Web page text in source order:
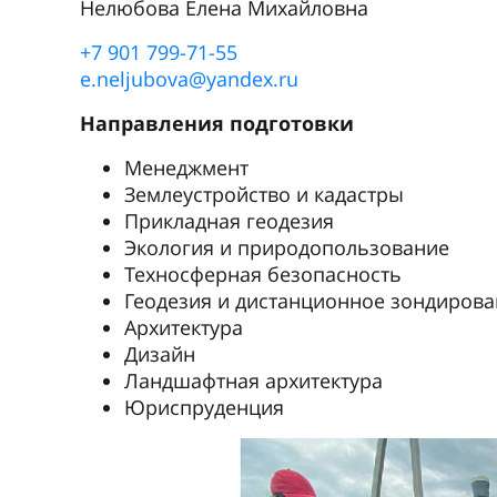
Нелюбова Елена Михайловна
+7 901 799-71-55
e.neljubova@yandex.ru
Направления подготовки
Менеджмент
Землеустройство и кадастры
Прикладная геодезия
Экология и природопользование
Техносферная безопасность
Геодезия и дистанционное
Архитектура
Дизайн
Ландшафтная архитектура
Юриспруденция